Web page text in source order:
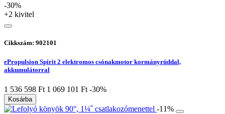
-30%
+2 kivitel
Cikkszám: 902101
ePropulsion Spirit 2 elektromos csónakmotor kormányrúddal,
akkumulátorral
1 536 598 Ft 1 069 101 Ft -30%
Kosárba
-11%